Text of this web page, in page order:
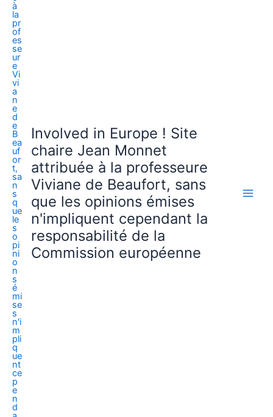
Involved in Europe ! Site
chaire Jean Monnet
attribuée à la professeure
Viviane de Beaufort, sans
que les opinions émises
n'impliquent cependant la
responsabilité de la
Commission européenne